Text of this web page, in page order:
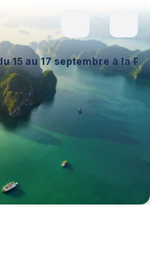
à la Porte de